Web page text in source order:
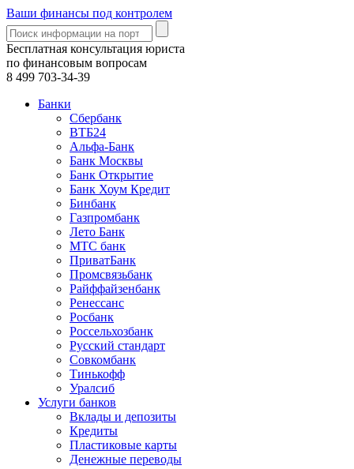
Ваши финансы под контролем
Бесплатная консультация юриста
по финансовым вопросам
8 499 703-34-39
Банки
Сбербанк
ВТБ24
Альфа-Банк
Банк Москвы
Банк Открытие
Банк Хоум Кредит
Бинбанк
Газпромбанк
Лето Банк
МТС банк
ПриватБанк
Промсвязьбанк
Райффайзенбанк
Ренессанс
Росбанк
Россельхозбанк
Русский стандарт
Совкомбанк
Тинькофф
Уралсиб
Услуги банков
Вклады и депозиты
Кредиты
Пластиковые карты
Денежные переводы